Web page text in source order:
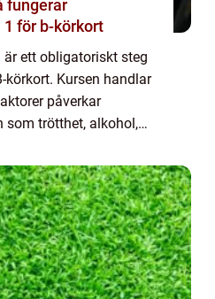
för b-körkort
ett obligatoriskt steg
Kursen handlar
påverkar
som trötthet, alkohol,
...